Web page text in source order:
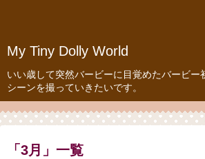
My Tiny Dolly World
いい歳して突然バービーに目覚めたバービー
シーンを撮っていきたいです。
「 3月 」 一覧